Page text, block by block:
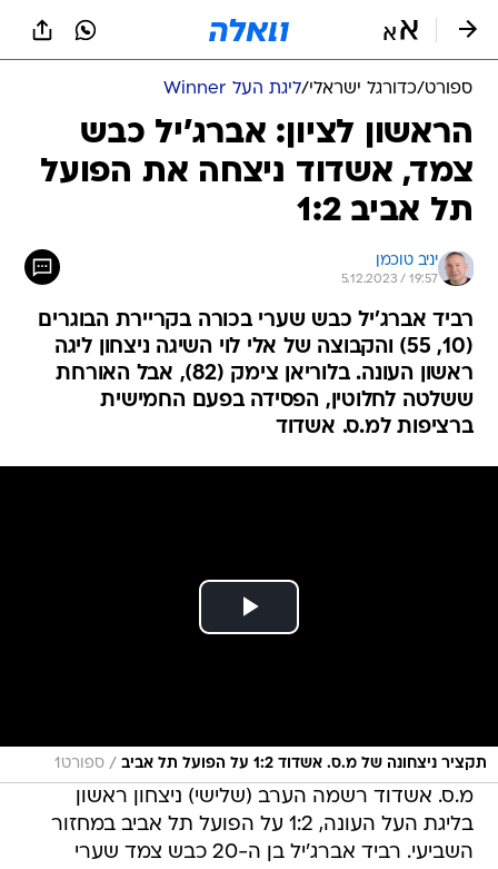
ספורט/כדורגל ישראלי/ליגת העל Winner
הראשון לציון: אברג'יל כבש
צמד, אשדוד ניצחה את הפועל
תל אביב 1:2
יניב טוכמן
5.12.2023 / 19:57
רביד אברג'יל כבש שערי בכורה בקריירת הבוגרים
(10, 55) והקבוצה של אלי לוי השיגה ניצחון ליגה
ראשון העונה. בלוריאן צימק (82), אבל האורחת
ששלטה לחלוטין, הפסידה בפעם החמישית
ברציפות למ.ס. אשדוד
תקציר ניצחונה של מ.ס. אשדוד 1:2 על הפועל תל אביב / ספורט1
מ.ס. אשדוד רשמה הערב (שלישי) ניצחון ראשון
בליגת העל העונה, 1:2 על הפועל תל אביב במחזור
השביעי. רביד אברג'יל בן ה-20 כבש צמד שערי